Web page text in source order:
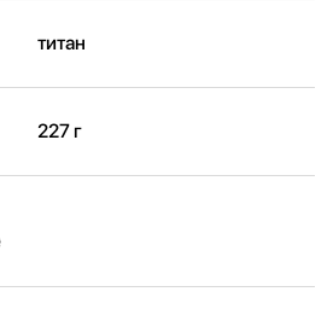
титан
227 г